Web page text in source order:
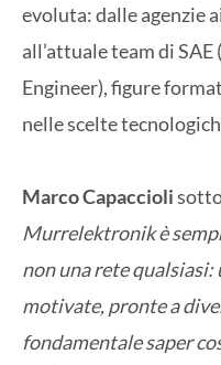
evoluta: dalle agenzie
all’attuale team di
Engineer), figure
nelle scelte
Marco Capaccioli
Murrelektronik è
non una rete
motivate, pronte a
fondamentale saper